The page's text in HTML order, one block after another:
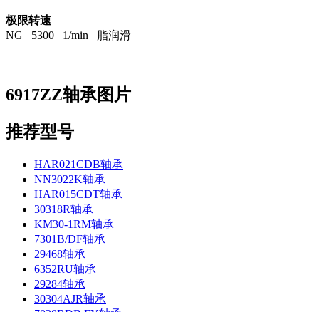
极限转速
NG 5300 1/min 脂润滑
6917ZZ轴承图片
推荐型号
HAR021CDB轴承
NN3022K轴承
HAR015CDT轴承
30318R轴承
KM30-1RM轴承
7301B/DF轴承
29468轴承
6352RU轴承
29284轴承
30304AJR轴承